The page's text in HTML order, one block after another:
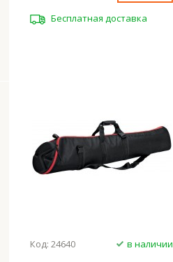
Бесплатная доставка
Код: 24640
в наличии